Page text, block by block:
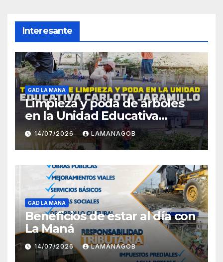
Interesante
GAD LA MANA
Limpieza y poda de árboles
en la Unidad Educativa
Carlota Jaramillo
14/07/2026 LAMANAGOB
GAD LA MANA
Beneficios de estar al día con
La Maná
14/07/2026 LAMANAGOB